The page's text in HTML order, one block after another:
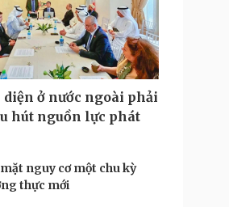
diện ở nước ngoài phải
hút nguồn lực phát
nguy cơ một chu kỳ
thực mới